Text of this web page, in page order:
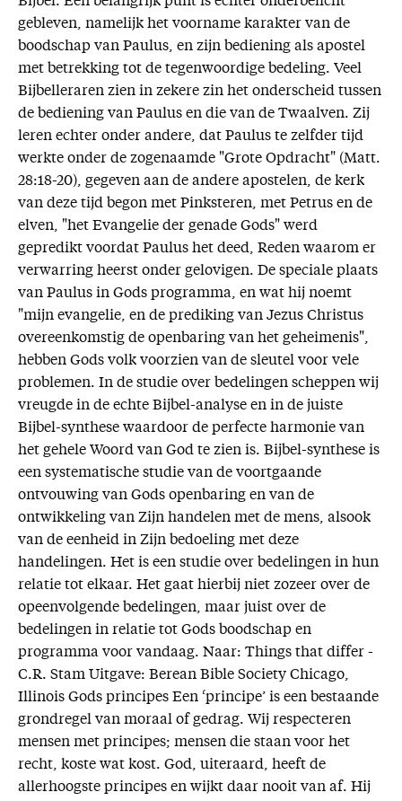
gebleven, namelijk het voorname karakter van de
boodschap van Paulus, en zijn bediening als apostel
met betrekking tot de tegenwoordige bedeling. Veel
Bijbelleraren zien in zekere zin het onderscheid tussen
de bediening van Paulus en die van de Twaalven. Zij
leren echter onder andere, dat Paulus te zelfder tijd
werkte onder de zogenaamde "Grote Opdracht" (Matt.
28:18-20), gegeven aan de andere apostelen, de kerk
van deze tijd begon met Pinksteren, met Petrus en de
elven, "het Evangelie der genade Gods" werd
gepredikt voordat Paulus het deed, Reden waarom er
verwarring heerst onder gelovigen. De speciale plaats
van Paulus in Gods programma, en wat hij noemt
"mijn evangelie, en de prediking van Jezus Christus
overeenkomstig de openbaring van het geheimenis",
hebben Gods volk voorzien van de sleutel voor vele
problemen. In de studie over bedelingen scheppen wij
vreugde in de echte Bijbel-analyse en in de juiste
Bijbel-synthese waardoor de perfecte harmonie van
het gehele Woord van God te zien is. Bijbel-synthese is
een systematische studie van de voortgaande
ontvouwing van Gods openbaring en van de
ontwikkeling van Zijn handelen met de mens, alsook
van de eenheid in Zijn bedoeling met deze
handelingen. Het is een studie over bedelingen in hun
relatie tot elkaar. Het gaat hierbij niet zozeer over de
opeenvolgende bedelingen, maar juist over de
bedelingen in relatie tot Gods boodschap en
programma voor vandaag. Naar: Things that differ -
C.R. Stam Uitgave: Berean Bible Society Chicago,
Illinois Gods principes Een ‘principe’ is een bestaande
grondregel van moraal of gedrag. Wij respecteren
mensen met principes; mensen die staan voor het
recht, koste wat kost. God, uiteraard, heeft de
allerhoogste principes en wijkt daar nooit van af. Hij